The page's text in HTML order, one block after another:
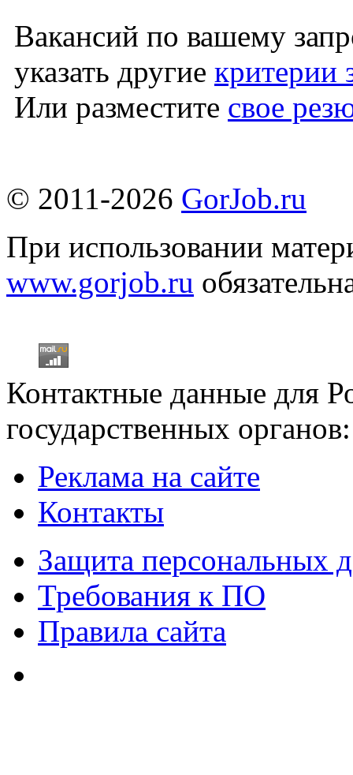
Вакансий по вашему
указать другие критерии
Или разместите свое
© 2011-2026 GorJob.ru
При использовании
www.gorjob.ru
Контактные данные для
государственных
Реклама на сайте
Контакты
Защита персональных
Требования к ПО
Правила сайта